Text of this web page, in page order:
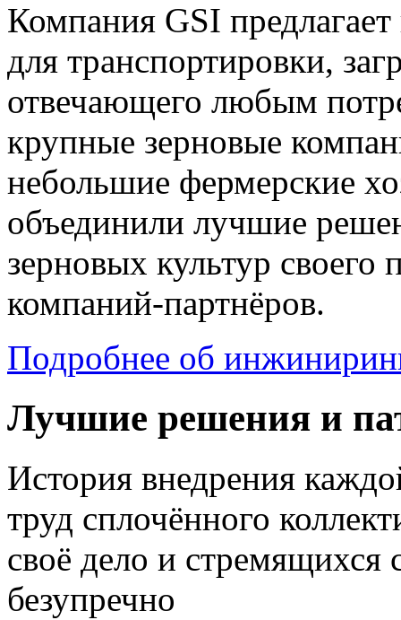
Компания GSI
для транспортировки,
отвечающего любым
крупные зерновые
небольшие фермерские
объединили лучшие
зерновых культур своего
компаний-партнёров.
Подробнее об
Лучшие решения и
История внедрения
труд сплочённого
своё дело и стремящихся
безупречно